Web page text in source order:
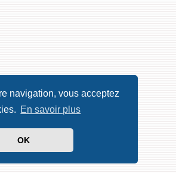
navigation, vous acceptez
En savoir plus
OK